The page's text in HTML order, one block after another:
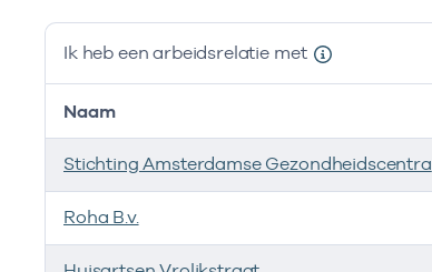
Ik heb een arbeidsrelatie met
Naam
Stichting Amsterdamse Gezondheidscentra
Roha B.v.